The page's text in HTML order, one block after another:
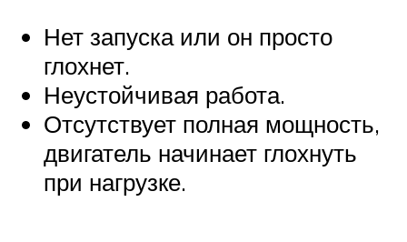
Нет запуска или он просто
глохнет.
Неустойчивая работа.
Отсутствует полная мощность,
двигатель начинает глохнуть
при нагрузке.